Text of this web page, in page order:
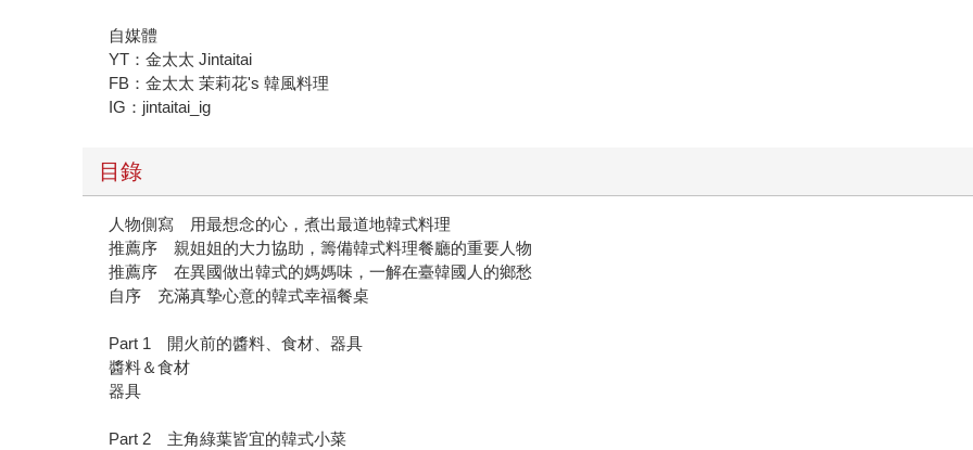
自媒體
YT：金太太 Jintaitai
FB：金太太 茉莉花's 韓風料理
IG：jintaitai_ig
目錄
人物側寫 用最想念的心，煮出最道地韓式料理
推薦序 親姐姐的大力協助，籌備韓式料理餐廳的重要人物
推薦序 在異國做出韓式的媽媽味，一解在臺韓國人的鄉愁
自序 充滿真摯心意的韓式幸福餐桌
Part 1 開火前的醬料、食材、器具
醬料＆食材
器具
Part 2 主角綠葉皆宜的韓式小菜